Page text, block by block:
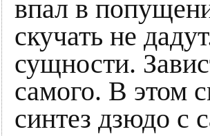
впал в
скучать не
сущности.
самого. В этом
синтез дзюдо с